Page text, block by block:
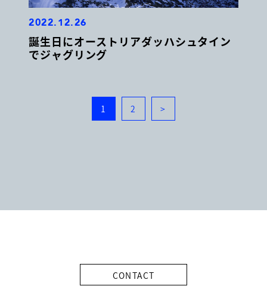
2022.12.26
誕生日にオーストリアダッハシュタイン
でジャグリング
1 2 >
CONTACT